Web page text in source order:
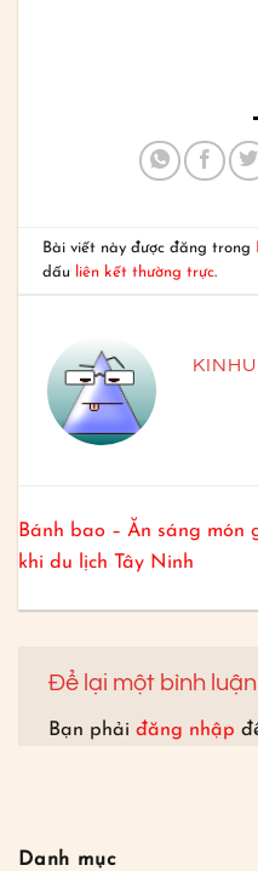
Bài viết này được đăng trong
dấu
liên kết thường trực.
Bánh bao – Ăn sáng món
khi du lịch Tây Ninh
Để lại một bình luận
Bạn phải đăng nhập
Danh mục